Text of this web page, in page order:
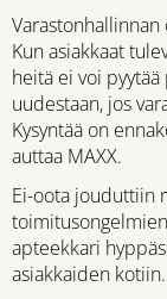
Varastonhallinnan
Kun asiakkaat
heitä ei voi pyytää
uudestaan, jos
Kysyntää on
auttaa MAXX.
Ei-oota jouduttiin
apteekkari
asiakkaiden kotiin.